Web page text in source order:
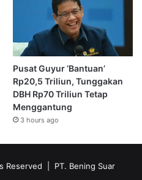
Pusat Guyur ‘Bantuan’
Rp20,5 Triliun, Tunggakan
DBH Rp70 Triliun Tetap
Menggantung
3 hours ago
Reserved | PT. Bening Suar